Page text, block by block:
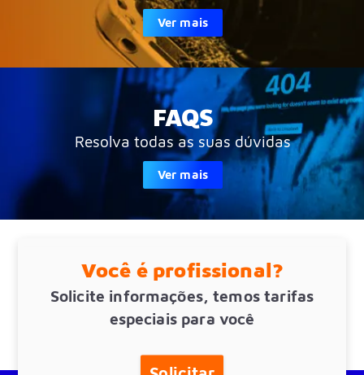
Ver mais
FAQS
Resolva todas as suas dúvidas
Ver mais
Você é profissional?
Solicite informações, temos tarifas
especiais para você